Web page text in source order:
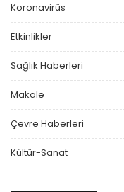
Koronavirüs
Etkinlikler
Sağlık Haberleri
Makale
Çevre Haberleri
Kültür-Sanat